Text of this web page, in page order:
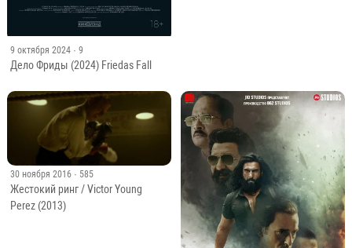
9 октября 2024 · 9
Дело Фриды (2024) Friedas Fall
30 ноября 2016 · 585
Жестокий ринг / Victor Young
Perez (2013)